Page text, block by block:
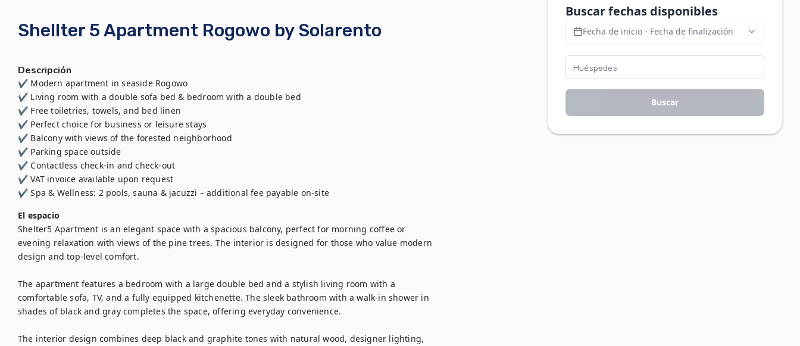
Shellter 5 Apartment Rogowo by Solarento
Descripción
✔ Modern apartment in seaside Rogowo
✔ Living room with a double sofa bed & bedroom with a double bed
✔ Free toiletries, towels, and bed linen
✔ Perfect choice for business or leisure stays
✔ Balcony with views of the forested neighborhood
✔ Parking space outside
✔ Contactless check-in and check-out
✔ VAT invoice available upon request
✔ Spa & Wellness: 2 pools, sauna & jacuzzi – additional fee payable on-site
El espacio
Shelter5 Apartment is an elegant space with a spacious balcony, perfect for morning coffee or
evening relaxation with views of the pine trees. The interior is designed for those who value modern
design and top-level comfort.
The apartment features a bedroom with a large double bed and a stylish living room with a
comfortable sofa, TV, and a fully equipped kitchenette. The sleek bathroom with a walk-in shower in
shades of black and gray completes the space, offering everyday convenience.
The interior design combines deep black and graphite tones with natural wood, designer lighting,
Buscar fechas disponibles
Fecha de inicio - Fecha de finalización
Buscar